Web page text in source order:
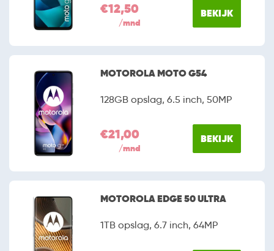
€12,50
/mnd
BEKIJK
MOTOROLA MOTO G54
128GB opslag, 6.5 inch, 50MP
€21,00
/mnd
BEKIJK
MOTOROLA EDGE 50 ULTRA
1TB opslag, 6.7 inch, 64MP